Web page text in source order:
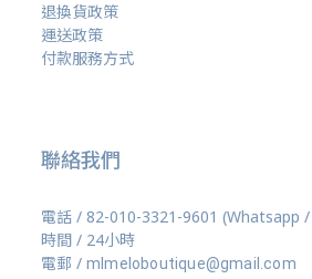
退換貨政策
運送政策
付款服務方式
聯絡我們
電話 / 82-010-3321-9601 (Whatsapp /
時間 / 24小時
電郵 / mlmeloboutique@gmail.com